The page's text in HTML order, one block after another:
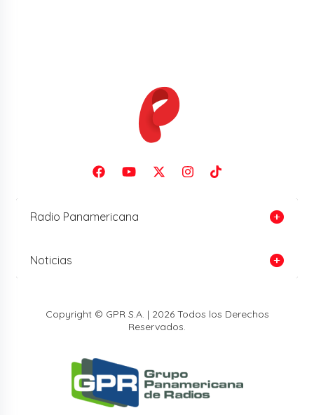
Radio Panamericana
Noticias
Copyright © GPR S.A. | 2026 Todos los Derechos
Reservados.